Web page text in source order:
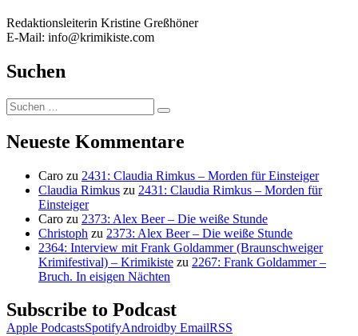
Redaktionsleiterin Kristine Greßhöner
E-Mail: info@krimikiste.com
Suchen
Suchen
nach:
Suchen
Neueste Kommentare
Caro zu 2431: Claudia Rimkus – Morden für Einsteiger
Claudia Rimkus zu 2431: Claudia Rimkus – Morden für
Einsteiger
Caro zu 2373: Alex Beer – Die weiße Stunde
Christoph zu 2373: Alex Beer – Die weiße Stunde
2364: Interview mit Frank Goldammer (Braunschweiger
Krimifestival) – Krimikiste zu 2267: Frank Goldammer –
Bruch. In eisigen Nächten
Subscribe to Podcast
Apple PodcastsSpotifyAndroidby EmailRSS